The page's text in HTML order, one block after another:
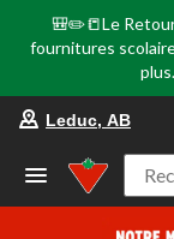
🎒✏️📒Le Retour
fournitures
Leduc, AB